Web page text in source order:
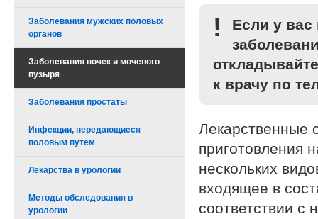
Заболевания мужских половых
органов
Заболевания почек и мочевого
пузыря
Заболевания простаты
Инфекции, передающиеся
половым путем
Лекарства в урологии
Методы обследования в
урологии
!
Если у
к врачу по
Лекарственные
приготовления
нескольких
входящее в
соответствии с